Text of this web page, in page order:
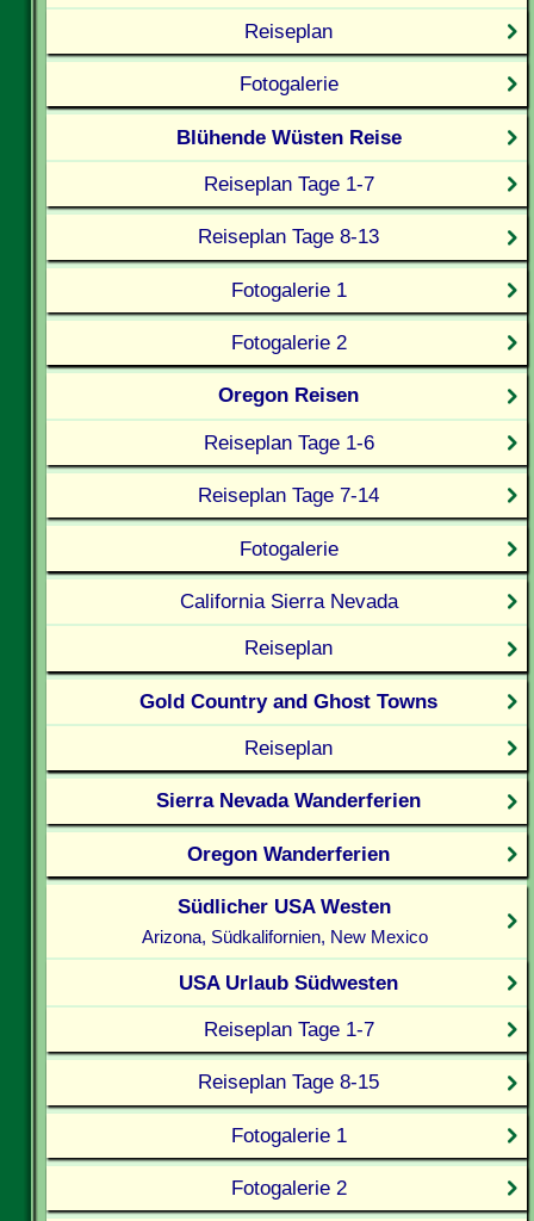
Reiseplan
Fotogalerie
Blühende Wüsten Reise
Reiseplan Tage 1-7
Reiseplan Tage 8-13
Fotogalerie 1
Fotogalerie 2
Oregon Reisen
Reiseplan Tage 1-6
Reiseplan Tage 7-14
Fotogalerie
California Sierra Nevada
Reiseplan
Gold Country and Ghost Towns
Reiseplan
Sierra Nevada Wanderferien
Oregon Wanderferien
Südlicher USA Westen
Arizona, Südkalifornien, New Mexico
USA Urlaub Südwesten
Reiseplan Tage 1-7
Reiseplan Tage 8-15
Fotogalerie 1
Fotogalerie 2